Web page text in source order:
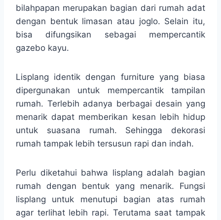
bilahpapan merupakan bagian dari rumah adat
dengan bentuk limasan atau joglo. Selain itu,
bisa difungsikan sebagai mempercantik
gazebo kayu.
Lisplang identik dengan furniture yang biasa
dipergunakan untuk mempercantik tampilan
rumah. Terlebih adanya berbagai desain yang
menarik dapat memberikan kesan lebih hidup
untuk suasana rumah. Sehingga dekorasi
rumah tampak lebih tersusun rapi dan indah.
Perlu diketahui bahwa lisplang adalah bagian
rumah dengan bentuk yang menarik. Fungsi
lisplang untuk menutupi bagian atas rumah
agar terlihat lebih rapi. Terutama saat tampak